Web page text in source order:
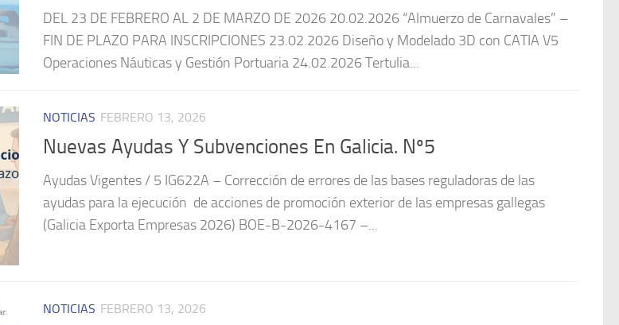
DEL 23 DE FEBRERO AL 2 DE MARZO DE 2026 20.02.2026 “Almuerzo de Carnavales” –
FIN DE PLAZO PARA INSCRIPCIONES 23.02.2026 Diseño y Modelado 3D con CATIA V5
Operaciones Náuticas y Gestión Portuaria 24.02.2026 Tertulia...
NOTICIAS FEBRERO 13, 2026
Nuevas Ayudas Y Subvenciones En Galicia. Nº5
Ayudas Vigentes / 5 IG622A – Corrección de errores de las bases reguladoras de las
ayudas para la ejecución de acciones de promoción exterior de las empresas gallegas
(Galicia Exporta Empresas 2026) BOE-B-2026-4167 –...
NOTICIAS FEBRERO 13, 2026